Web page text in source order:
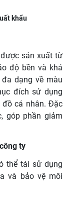
khẩu
được sản xuất từ
độ bền và khả
dạng về màu
đích sử dụng
cá nhân. Đặc
góp phần giảm
ty
thể tái sử dụng
và bảo vệ môi